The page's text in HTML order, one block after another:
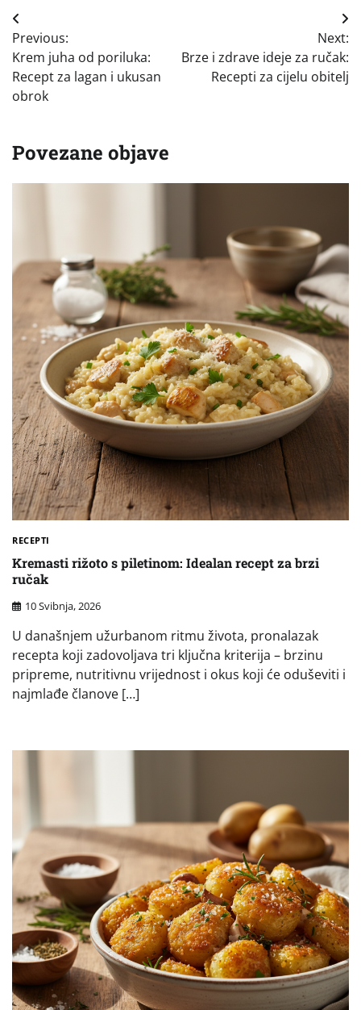
Navigacija
objava
Previous:
Krem juha od poriluka:
Recept za lagan i ukusan
obrok
Next:
Brze i zdrave ideje za ručak:
Recepti za cijelu obitelj
Povezane objave
RECEPTI
Kremasti rižoto s piletinom: Idealan recept za brzi
ručak
10 Svibnja, 2026
U današnjem užurbanom ritmu života, pronalazak
recepta koji zadovoljava tri ključna kriterija – brzinu
pripreme, nutritivnu vrijednost i okus koji će oduševiti i
najmlađe članove […]